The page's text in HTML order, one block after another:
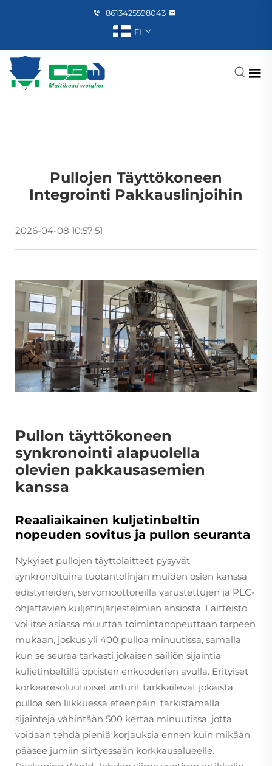
8613425598043
FI
Pullojen Täyttökoneen
Integrointi Pakkauslinjoihin
2026-04-08 10:57:51
Pullon täyttökoneen
synkronointi alapuolella
olevien pakkausasemien
kanssa
Reaaliaikainen kuljetinbeltin
nopeuden sovitus ja pullon seuranta
Nykyiset pullojen täyttölaitteet pysyvät
synkronoituina tuotantolinjan muiden osien kanssa
edistyneiden, servomoottoreilla varustettujen ja PLC-
ohjattavien kuljetinjärjestelmien ansiosta. Laitteisto
voi itse asiassa muuttaa toimintanopeuttaan tarpeen
mukaan, joskus yli 400 pulloa minuutissa, samalla
kun se seuraa tarkasti jokaisen säiliön sijaintia
kuljetinbeltillä optisten enkooderien avulla. Erityiset
korkearesoluutioiset anturit tarkkailevat jokaista
pulloa sen liikkuessa eteenpäin, tarkistamalla
sijainteja vähintään 500 kertaa minuutissa, jotta
voidaan tehdä pieniä korjauksia ennen kuin mikään
pääsee jumiin siirtyessään korkkausalueelle.